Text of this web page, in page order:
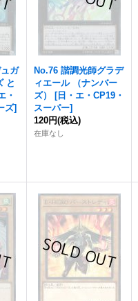
ガ
と
・
ズ]
No.76 諧調光師グラデ
ィエール （ナンバー
ズ）
[日・エ・CP19・
スーパー]
120円(税込)
在庫なし